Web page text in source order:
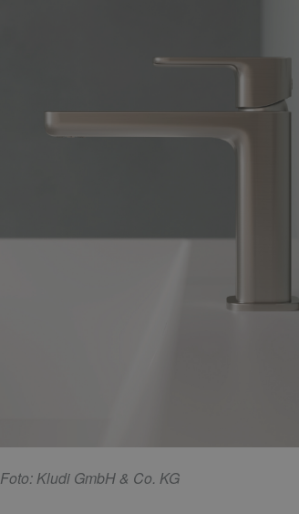
Foto: Kludi GmbH & Co. KG